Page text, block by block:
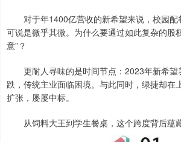
对于年1400亿营收的新希望来说，校园配
可说是微乎其微。为什么要通过如此复杂的股
意”？
更耐人寻味的是时间节点：2023年新希望
跌，传统主业面临困境。与此同时，绿捷却在
扩张，屡屡中标。
从饲料大王到学生餐桌，这个跨度背后蕴